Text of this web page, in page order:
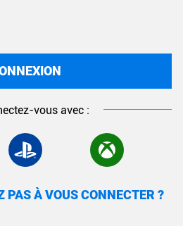
vous avec :
PAS À VOUS CONNECTER ?